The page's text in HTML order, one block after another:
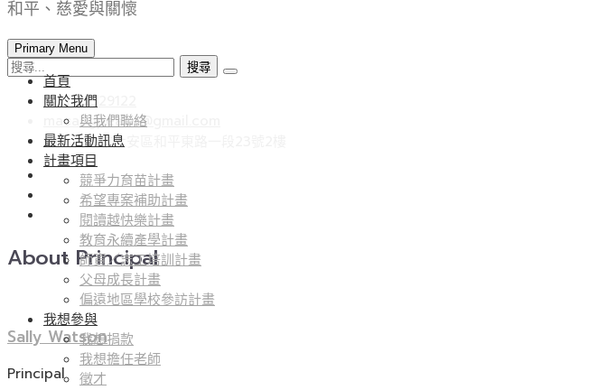
和平、慈愛與關懷
Primary Menu
首頁
關於我們
與我們聯絡
最新活動訊息
計畫項目
競爭力育苗計畫
希望專案補助計畫
閱讀越快樂計畫
教育永續產學計畫
師資／志工培訓計畫
父母成長計畫
偏遠地區學校參訪計畫
我想參與
我想捐款
我想擔任老師
徵才
搜
(02) 22529122
macangpeace@gmail.com
106 台北市大安區和平東路一段23號2樓
About Principal
Sally Watson
Principal